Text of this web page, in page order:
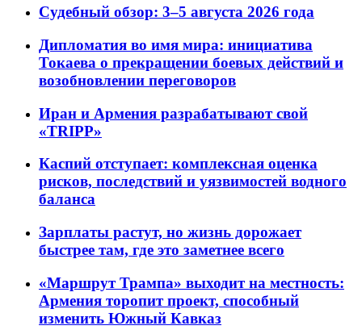
Судебный обзор: 3–5 августа 2026 года
Дипломатия во имя мира: инициатива
Токаева о прекращении боевых действий и
возобновлении переговоров
Иран и Армения разрабатывают свой
«TRIPP»
Каспий отступает: комплексная оценка
рисков, последствий и уязвимостей водного
баланса
Зарплаты растут, но жизнь дорожает
быстрее там, где это заметнее всего
«Маршрут Трампа» выходит на местность:
Армения торопит проект, способный
изменить Южный Кавказ